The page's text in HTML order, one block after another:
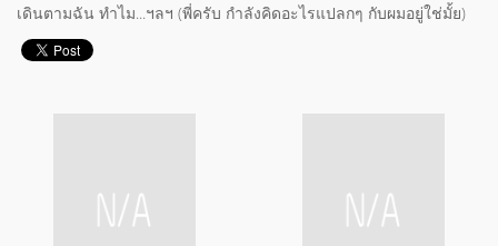
เดินตามฉัน ทำไม...ฯลฯ (พี่ครับ กำลังคิดอะไรแปลกๆ กับผมอยู่ใช่มั้ย)